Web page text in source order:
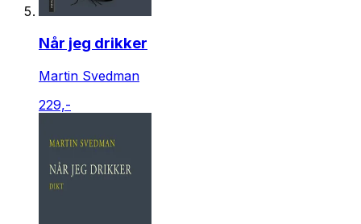
Når jeg drikker
Martin Svedman
229,-